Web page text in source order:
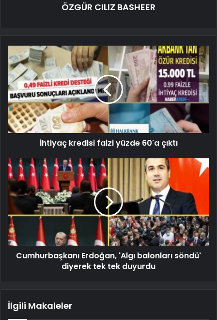
ÖZGÜR CILIZ BASHEER
İhtiyaç kredisi faizi yüzde 60'a çıktı
Cumhurbaşkanı Erdoğan, 'Algı balonları söndü'
diyerek tek tek duyurdu
İlgili Makaleler